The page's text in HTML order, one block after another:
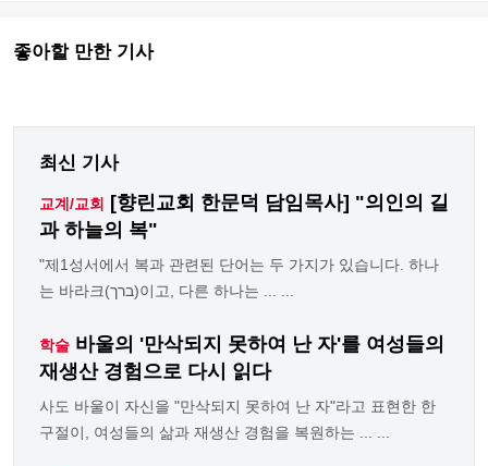
좋아할 만한 기사
최신 기사
교계/교회 [향린교회 한문덕 담임목사] "의인의 길
과 하늘의 복"
"제1성서에서 복과 관련된 단어는 두 가지가 있습니다. 하나
는 바라크(ברך)이고, 다른 하나는 ... ...
학술 바울의 '만삭되지 못하여 난 자'를 여성들의
재생산 경험으로 다시 읽다
사도 바울이 자신을 "만삭되지 못하여 난 자"라고 표현한 한
구절이, 여성들의 삶과 재생산 경험을 복원하는 ... ...